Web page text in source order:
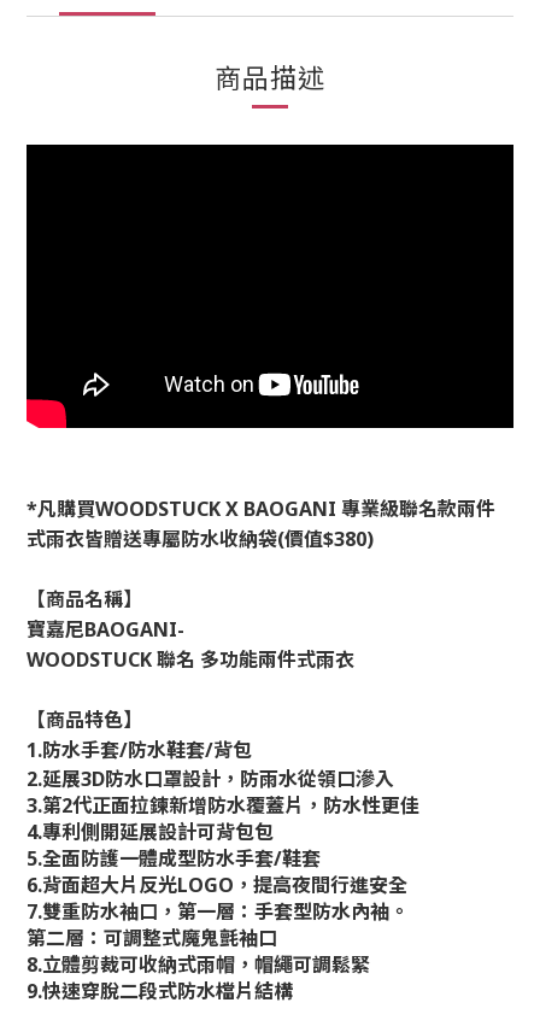
商品描述
*凡購買WOODSTUCK X BAOGANI 專業級聯名款兩件
式雨衣皆贈送專屬防水收納袋(價值$380)
【商品名稱】
寶嘉尼BAOGANI-
WOODSTUCK 聯名 多功能兩件式雨衣
【商品特色】
1.防水手套/防水鞋套/背包
2.延展3D防水口罩設計，防雨水從領口滲入
3.第2代正面拉鍊新增防水覆蓋片，防水性更佳
4.專利側開延展設計可背包包
5.全面防護一體成型防水手套/鞋套
6.背面超大片反光LOGO，提高夜間行進安全
7.雙重防水袖口，第一層：手套型防水內袖。
第二層：可調整式魔鬼氈袖口
8.立體剪裁可收納式雨帽，帽繩可調鬆緊
9.快速穿脫二段式防水檔片結構